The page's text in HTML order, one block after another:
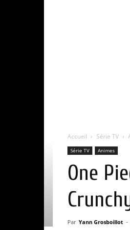
Accueil Série TV
Série TV Animes
One
Par Yann Grosboillot -